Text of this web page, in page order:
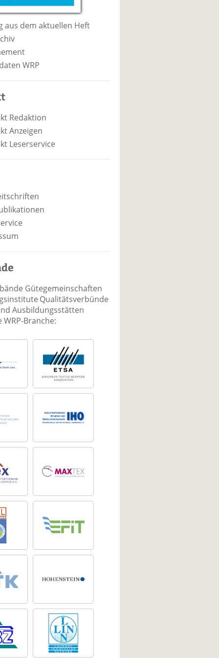
aus dem aktuellen Heft
WRP
Redaktion
Anzeigen
Leserservice
Gütegemeinschaften
Qualitätsverbünde
Ausbildungsstätten
Branche: